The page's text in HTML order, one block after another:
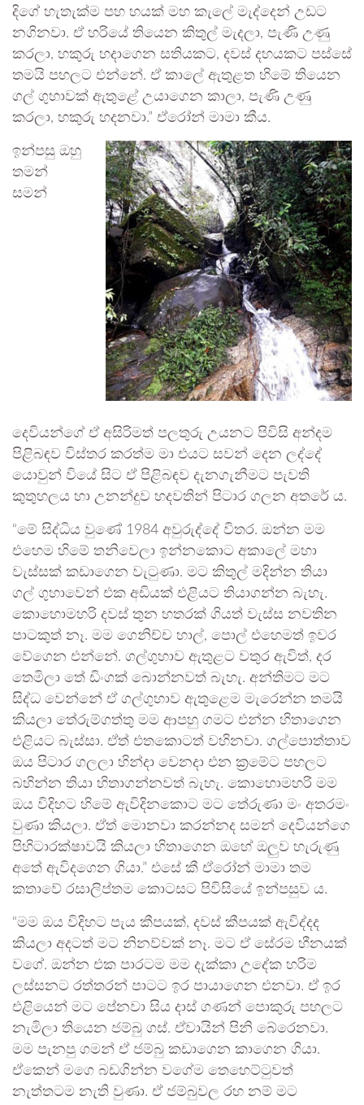
දිගේ හැතැක්ම පහ හයක් මහ කැලේ මැද්දෙන් උඩට
නගිනවා. ඒ හරියේ තියෙන කිතුල් මැදලා, පැණි උණු
කරලා, හකුරු හදාගෙන සතියකට, දවස් දහයකට පස්සේ
තමයි පහලට එන්නේ. ඒ කාලේ ඇතුළත හිමේ තියෙන
ගල් ගුහාවක් ඇතුළේ උයාගෙන කාලා, පැණි උණු
කරලා, හකුරු හදනවා.” ඒරෝන් මාමා කීය.
ඉන්පසු ඔහු
තමන්
සමන්
දෙවියන්ගේ ඒ අසිරිමත් පලතුරු උයනට පිවිසි අන්දම
පිළිබඳව විස්තර කරත්ම මා එයට සවන් දෙන ලද්දේ
යොවුන් වියේ සිට ඒ පිළිබඳව දැනගැනීමට පැවති
කුතුහලය හා උනන්දුව හදවතින් පිටාර ගලන අතරේ ය.
“මේ සිද්ධිය වුණේ 1984 අවුරුද්දේ විතර. ඔන්න මම
එහෙම හිමේ තනිවෙලා ඉන්නකොට අකාලේ මහා
වැස්සක් කඩාගෙන වැටුණා. මට කිතුල් මදින්න තියා
ගල් ගුහාවෙන් එක අඩියක් එළියට තියාගන්න බැහැ.
කොහොමහරි දවස් තුන හතරක් ගියත් වැස්ස නවතින
පාටකුත් නෑ. මම ගෙනිච්ච හාල්, පොල් එහෙමත් ඉවර
වේගෙන එන්නේ. ගල්ගුහාව ඇතුළට වතුර ඇවිත්, දර
තෙමිලා තේ ඩිංගක් බොන්නවත් බැහැ. අන්තිමට මට
සිද්ධ වෙන්නේ ඒ ගල්ගුහාව ඇතුළෙම මැරෙන්න තමයි
කියලා තේරුම්ගත්තු මම ආපහු ගමට එන්න හිතාගෙන
එළියට බැස්සා. ඒත් එතකොටත් වහිනවා. ගල්පොත්තාව
ඔය පිටාර ගලලා හින්දා වෙනදා එන ක්‍රමේට පහලට
බහින්න තියා හිතාගන්නවත් බැහැ. කොහොමහරි මම
ඔය විදිහට හිමේ ඇවිදිනකොට මට තේරුණා මං අතරමං
වුණා කියලා. ඒත් මොනවා කරන්නද සමන් දෙවියන්ගෙ
පිහිටාරක්ෂාවයි කියලා හිතාගෙන ඔහේ ඔලුව හැරුණු
අතේ ඇවිදගෙන ගියා.” එසේ කී ඒරෝන් මාමා තම
කතාවේ රසාලිප්තම කොටසට පිවිසියේ ඉන්පසුව ය.
“මම ඔය විදිහට පැය කීපයක්, දවස් කීපයක් ඇවිද්දද
කියලා අදටත් මට නිනව්වක් නෑ. මට ඒ සේරම හීනයක්
වගේ. ඔන්න එක පාරටම මම දැක්කා උදේක හරිම
ලස්සනට රත්තරන් පාටට ඉර පායාගෙන එනවා. ඒ ඉර
එළියෙන් මට පේනවා සිය දාස් ගණන් පොකුරු පහලට
නැමිලා තියෙන ජම්බු ගස්. ඒවායින් පිනි බේරෙනවා.
මම පැනපු ගමන් ඒ ජම්බු කඩාගෙන කාගෙන ගියා.
ඒකෙන් මගෙ බඩගින්න වගේම තෙහෙට්ටුවත්
නැත්තටම නැති වුණා. ඒ ජම්බුවල රහ නම් මට